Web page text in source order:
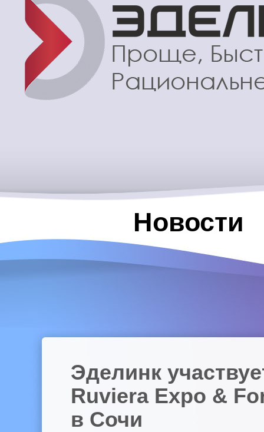
Новости
Эделинк
Ruviera Expo &
в Сочи